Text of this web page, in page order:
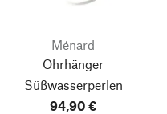
Ménard
Ohrhänger
Süßwasserperlen
94,90 €